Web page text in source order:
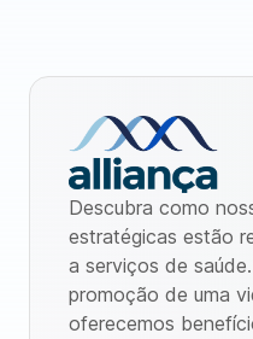
Descubra como
estratégicas estão
a serviços de
promoção de uma
oferecemos